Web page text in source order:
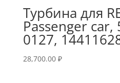
Турбина для
Passenger car,
0127,
28,700.00 ₽